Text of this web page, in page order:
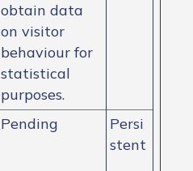
obtain data
on visitor
behaviour for
statistical
purposes.
Pending
Persi
stent